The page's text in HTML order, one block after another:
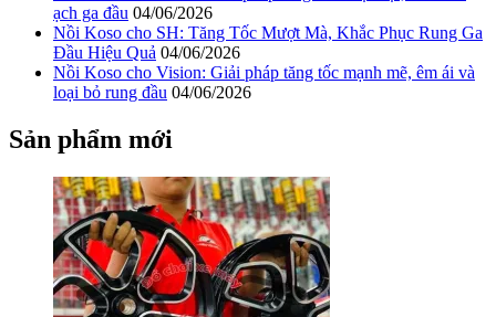
ạch ga đầu 04/06/2026
Nồi Koso cho SH: Tăng Tốc Mượt Mà, Khắc Phục Rung Ga
Đầu Hiệu Quả 04/06/2026
Nồi Koso cho Vision: Giải pháp tăng tốc mạnh mẽ, êm ái và
loại bỏ rung đầu 04/06/2026
Sản phẩm mới